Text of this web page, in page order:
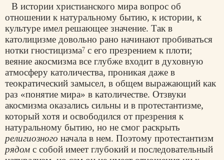
В истории христианского мира вопрос об
отношении к натуральному бытию, к истории, к
культуре имел решающее значение. Так в
католицизме довольно рано начинают пробиваться
нотки гностицизма7 с его презрением к плоти;
веяние акосмизма все глубже входит в духовную
атмосферу католичества, проникая даже в
теократический замысел, в общем выражающий как
раз «понятие мира» в католичестве. Отзвуки
акосмизма оказались сильны и в протестантизме,
который хотя и освободился от презрения к
натуральному бытию, но не смог раскрыть
религиозного начала в нем. Поэтому протестантизм
рядом с собой имеет глубокий и последовательный